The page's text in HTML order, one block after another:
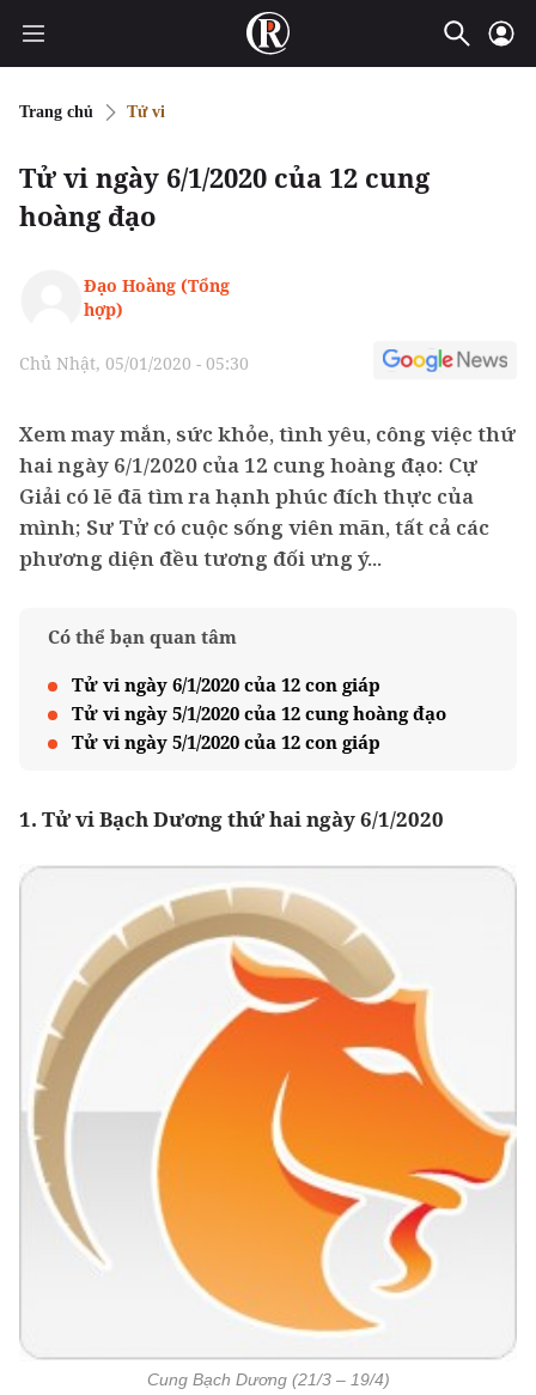
Trang chủ Tử vi
Tử vi ngày 6/1/2020 của 12 cung
hoàng đạo
Đạo Hoàng (Tổng
hợp)
Chủ Nhật, 05/01/2020 - 05:30
Xem may mắn, sức khỏe, tình yêu, công việc thứ
hai ngày 6/1/2020 của 12 cung hoàng đạo: Cự
Giải có lẽ đã tìm ra hạnh phúc đích thực của
mình; Sư Tử có cuộc sống viên mãn, tất cả các
phương diện đều tương đối ưng ý...
Có thể bạn quan tâm
Tử vi ngày 6/1/2020 của 12 con giáp
Tử vi ngày 5/1/2020 của 12 cung hoàng đạo
Tử vi ngày 5/1/2020 của 12 con giáp
1. Tử vi Bạch Dương thứ hai ngày 6/1/2020
Cung Bạch Dương (21/3 – 19/4)